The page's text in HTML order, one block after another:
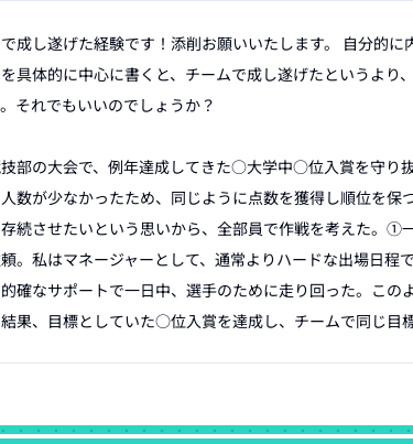
成し遂げた経験です！添削お願いいたします。 自分的
具体的に中心に書くと、チームで成し遂げたというより
それでもいいのでしょうか？
部の大会で、例年達成してきた○大学中○位入賞を守り
数が少なかったため、同じように点数を獲得し順位を
続させたいという思いから、全部員で作戦を考えた。
。私はマネージャーとして、通常よりハードな出場日程
確なサポートで一日中、選手のために走り回った。こ
果、目標としていた○位入賞を達成し、チームで同じ目